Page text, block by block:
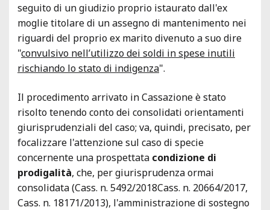
seguito di un giudizio proprio istaurato dall'ex
moglie titolare di un assegno di mantenimento nei
riguardi del proprio ex marito divenuto a suo dire
"convulsivo nell’utilizzo dei soldi in spese inutili
rischiando lo stato di indigenza".
Il procedimento arrivato in Cassazione è stato
risolto tenendo conto dei consolidati orientamenti
giurisprudenziali del caso; va, quindi, precisato, per
focalizzare l'attenzione sul caso di specie
concernente una prospettata condizione di
prodigalità, che, per giurisprudenza ormai
consolidata (Cass. n. 5492/2018Cass. n. 20664/2017,
Cass. n. 18171/2013), l'amministrazione di sostegno